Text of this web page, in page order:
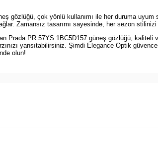
gözlüğü, çok yönlü kullanımı ile her duruma
Zamansız tasarımı sayesinde, her sezon
Prada PR 57YS 1BC5D157 güneş gözlüğü,
yansıtabilirsiniz. Şimdi Elegance Optik
olun!